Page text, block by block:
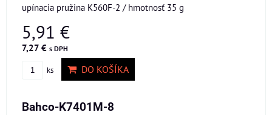
upínacia pružina K560F-2 / hmotnosť 35 g
5,91 €
7,27 € s DPH
ks DO KOŠÍKA
Bahco-K7401M-8